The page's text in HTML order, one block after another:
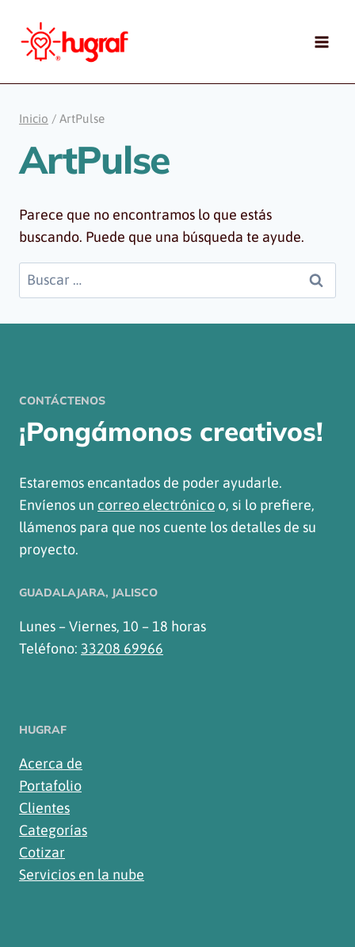
contenido
Inicio / ArtPulse
ArtPulse
Parece que no encontramos lo que estás
buscando. Puede que una búsqueda te ayude.
Buscar:
CONTÁCTENOS
¡Pongámonos creativos!
Estaremos encantados de poder ayudarle.
Envíenos un correo electrónico o, si lo prefiere,
llámenos para que nos cuente los detalles de su
proyecto.
GUADALAJARA, JALISCO
Lunes – Viernes, 10 – 18 horas
Teléfono: 33208 69966
HUGRAF
Acerca de
Portafolio
Clientes
Categorías
Cotizar
Servicios en la nube